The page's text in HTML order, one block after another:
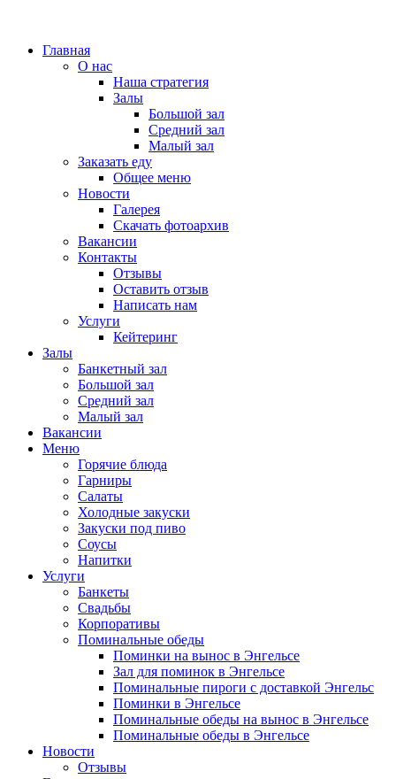
Главная
О нас
Наша стратегия
Залы
Большой зал
Средний зал
Малый зал
Заказать еду
Общее меню
Новости
Галерея
Скачать фотоархив
Вакансии
Контакты
Отзывы
Оставить отзыв
Написать нам
Услуги
Кейтеринг
Залы
Банкетный зал
Большой зал
Средний зал
Малый зал
Вакансии
Меню
Горячие блюда
Гарниры
Салаты
Холодные закуски
Закуски под пиво
Соусы
Напитки
Услуги
Банкеты
Свадьбы
Корпоративы
Поминальные обеды
Поминки на вынос в Энгельсе
Зал для поминок в Энгельсе
Поминальные пироги с доставкой Энгельс
Поминки в Энгельсе
Поминальные обеды на вынос в Энгельсе
Поминальные обеды в Энгельсе
Новости
Отзывы